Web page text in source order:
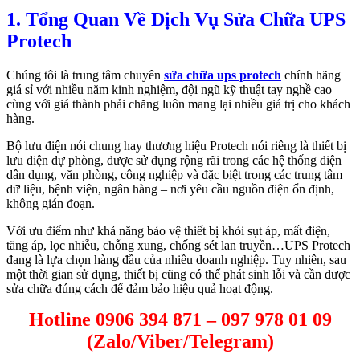
1. Tổng Quan Về Dịch Vụ Sửa Chữa UPS
Protech
Chúng tôi là trung tâm chuyên sửa chữa ups protech chính hãng
giá sỉ với nhiều năm kinh nghiệm, đội ngũ kỹ thuật tay nghề cao
cùng với giá thành phải chăng luôn mang lại nhiều giá trị cho khách
hàng.
Bộ lưu điện nói chung hay thương hiệu Protech nói riêng là thiết bị
lưu điện dự phòng, được sử dụng rộng rãi trong các hệ thống điện
dân dụng, văn phòng, công nghiệp và đặc biệt trong các trung tâm
dữ liệu, bệnh viện, ngân hàng – nơi yêu cầu nguồn điện ổn định,
không gián đoạn.
Với ưu điểm như khả năng bảo vệ thiết bị khỏi sụt áp, mất điện,
tăng áp, lọc nhiễu, chỗng xung, chống sét lan truyền…UPS Protech
đang là lựa chọn hàng đầu của nhiều doanh nghiệp. Tuy nhiên, sau
một thời gian sử dụng, thiết bị cũng có thể phát sinh lỗi và cần được
sửa chữa đúng cách để đảm bảo hiệu quả hoạt động.
Hotline 0906 394 871 – 097 978 01 09
(Zalo/Viber/Telegram)